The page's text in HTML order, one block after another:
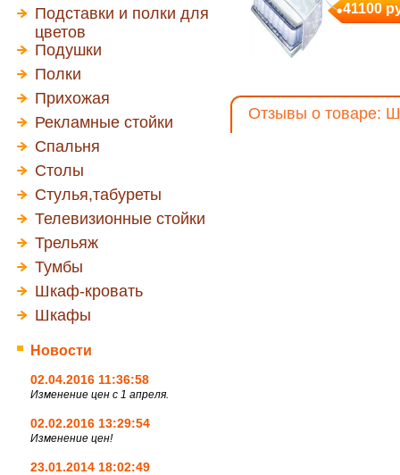
Подставки и полки для
цветов
Подушки
Полки
Прихожая
Рекламные стойки
Спальня
Столы
Стулья,табуреты
Телевизионные стойки
Трельяж
Тумбы
Шкаф-кровать
Шкафы
Новости
02.04.2016 11:36:58
Изменение цен с 1 апреля.
02.02.2016 13:29:54
Изменение цен!
23.01.2014 18:02:49
41100
Отзывы о товаре: